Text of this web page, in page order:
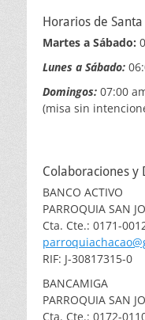
Horarios de
Martes a Sábado:
Lunes a Sábado:
Domingos: 07:00
(misa sin
Colaboraciones y
BANCO ACTIVO
PARROQUIA SAN
Cta. Cte.: 0171-
RIF: J-30817315-0
BANCAMIGA
PARROQUIA SAN
Cta. Cte.: 0172-